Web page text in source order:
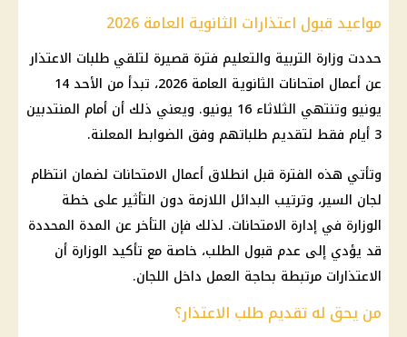
مواعيد قبول اعتذارات الثانوية العامة 2026
حددت وزارة التربية والتعليم فترة قصيرة لتلقي طلبات الاعتذار
عن أعمال امتحانات الثانوية العامة 2026
، تبدأ من الأحد 14
يونيو وتنتهي الثلاثاء 16 يونيو. ويعني ذلك أن أمام المنتدبين
3 أيام فقط لتقديم طلباتهم وفق الضوابط المعلنة.
وتأتي هذه الفترة قبل انطلاق أعمال الامتحانات لضمان انتظام
لجان السير، وترتيب البدائل اللازمة دون التأثير على خطة
الوزارة في إدارة الامتحانات. لذلك فإن التأخر عن المدة المحددة
قد يؤدي إلى عدم قبول الطلب، خاصة مع تأكيد الوزارة أن
الاعتذارات مرتبطة بحاجة العمل داخل اللجان.
من يحق له تقديم طلب الاعتذار؟